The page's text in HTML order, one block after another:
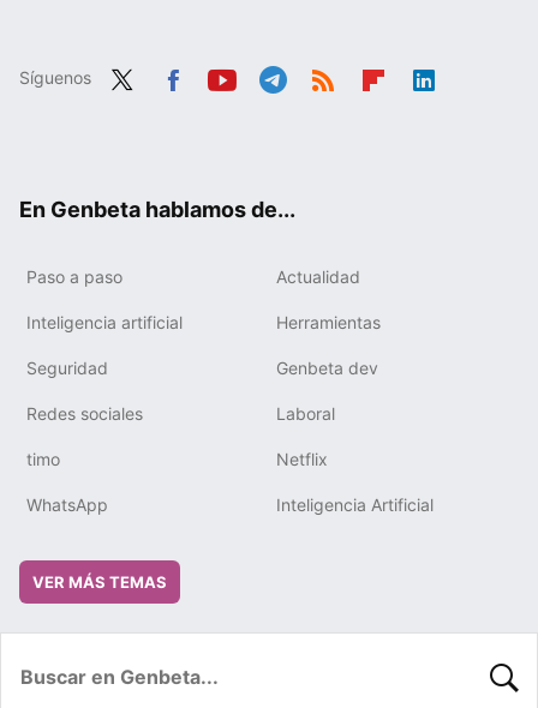
Síguenos
En Genbeta hablamos de...
Paso a paso Actualidad
Inteligencia artificial Herramientas
Seguridad Genbeta dev
Redes sociales Laboral
timo Netflix
WhatsApp Inteligencia Artificial
VER MÁS TEMAS